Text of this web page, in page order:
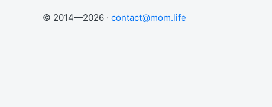
© 2014—2026 · contact@mom.life